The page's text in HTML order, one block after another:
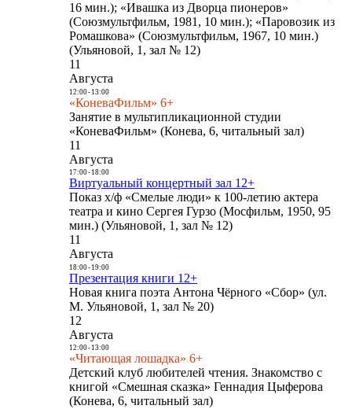
16 мин.); «Ивашка из Дворца пионеров»
(Союзмультфильм, 1981, 10 мин.); «Паровозик из
Ромашкова» (Союзмультфильм, 1967, 10 мин.)
(Ульяновой, 1, зал № 12)
11
Августа
12:00- 13:00
«КоневаФильм» 6+
Занятие в мультипликационной студии
«КоневаФильм» (Конева, 6, читальный зал)
11
Августа
17:00- 18:00
Виртуальный концертный зал 12+
Показ х/ф «Смелые люди» к 100-летию актера
театра и кино Сергея Гурзо (Мосфильм, 1950, 95
мин.) (Ульяновой, 1, зал № 12)
11
Августа
18:00- 19:00
Презентация книги 12+
Новая книга поэта Антона Чёрного «Сбор» (ул.
М. Ульяновой, 1, зал № 20)
12
Августа
12:00- 13:00
«Читающая лошадка» 6+
Детский клуб любителей чтения. Знакомство с
книгой «Смешная сказка» Геннадия Цыферова
(Конева, 6, читальный зал)